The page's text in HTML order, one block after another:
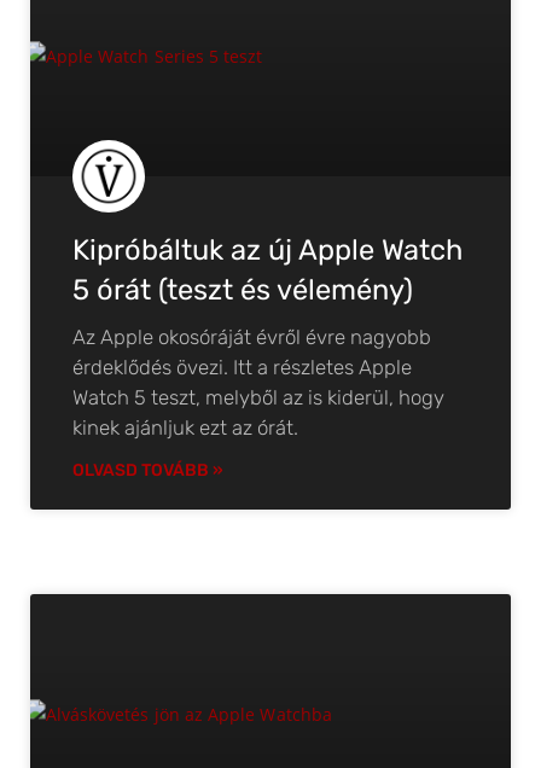
Kipróbáltuk az új Apple Watch
5 órát (teszt és vélemény)
Az Apple okosóráját évről évre nagyobb
érdeklődés övezi. Itt a részletes Apple
Watch 5 teszt, melyből az is kiderül, hogy
kinek ajánljuk ezt az órát.
OLVASD TOVÁBB »